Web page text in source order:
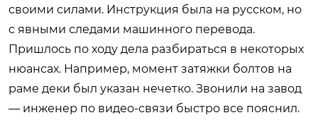
своими силами. Инструкция была на русском, но
с явными следами машинного перевода.
Пришлось по ходу дела разбираться в некоторых
нюансах. Например, момент затяжки болтов на
раме деки был указан нечетко. Звонили на завод
— инженер по видео-связи быстро все пояснил.